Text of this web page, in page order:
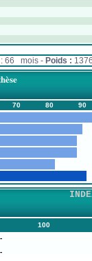
: 66 mois - Poids :
70 80
90
100